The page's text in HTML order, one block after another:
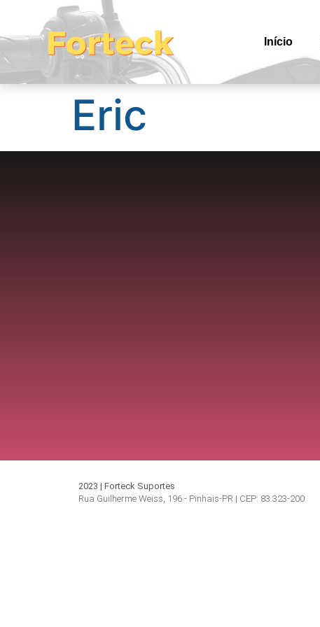
Início
Eric
2023 | Forteck Suportes
Rua Guilherme Weiss, 196 - Pinhais-PR | CEP: 83.323-200